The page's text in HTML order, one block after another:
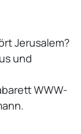
Jerusalem?
und
WWW-